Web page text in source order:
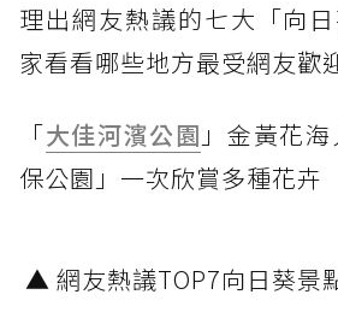
理出網友熱議的七大「向
家看看哪些地方最受網友歡
「大佳河濱公園 」金黃花
保公園」一次欣賞多種花卉
▲ 網友熱議TOP7向日葵景